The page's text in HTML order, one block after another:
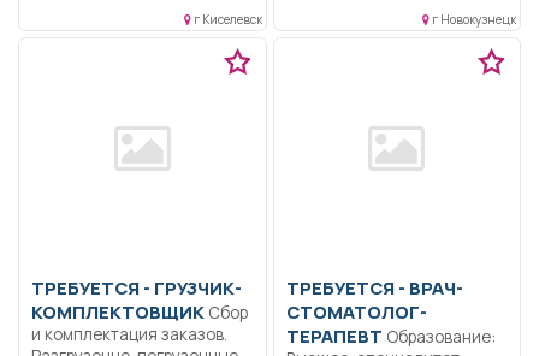
сопровождение
г Киселевск г Новокузнецк
ТРЕБУЕТСЯ - ГРУЗЧИК-
КОМПЛЕКТОВЩИК
и комплектация заказов.
ТРЕБУЕТСЯ - ВРАЧ-
СТОМАТОЛОГ-
ТЕРАПЕВТ